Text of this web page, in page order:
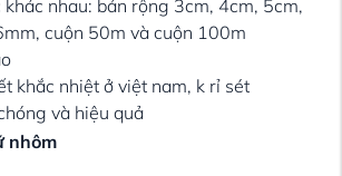
nhau: bản rộng 3cm, 4cm, 5cm,
cuộn 50m và cuộn 100m
khắc nhiệt ở việt nam, k rỉ sét
và hiệu quả
nhôm